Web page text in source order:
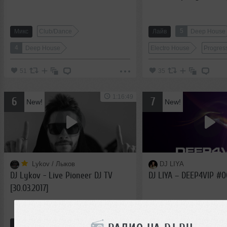
Микс Club/Dance
4 Deep House
51
Лайв 5 Deep House
Electro House
35
6 New!
Lykov / Лыков
DJ Lykov - Live Pioneer DJ TV
[30.03.2017]
1:16:49 7 New!
DJ LIYA
DJ LIYA – DEEP4VIP
Микс 7 Deep House